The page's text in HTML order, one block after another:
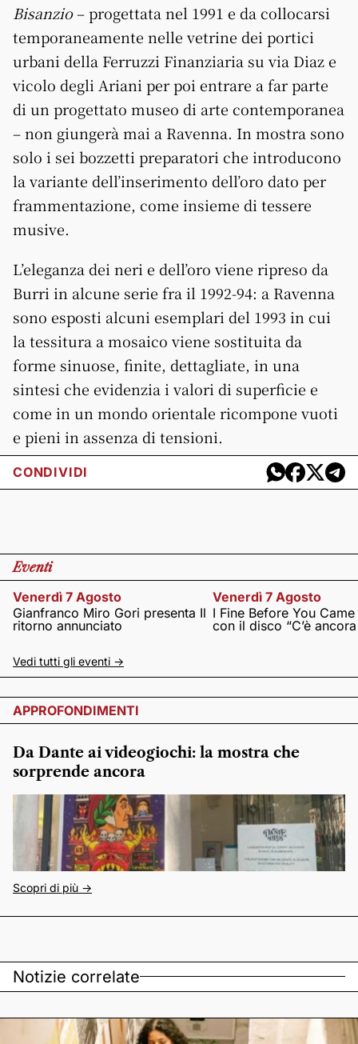
Bisanzio– progettata nel 1991 e da collocarsi
temporaneamente nelle vetrine dei portici
urbani della Ferruzzi Finanziaria su via Diaz e
vicolo degli Ariani per poi entrare a far parte
di un progettato museo di arte contemporanea
– non giungerà mai a Ravenna. In mostra sono
solo i sei bozzetti preparatori che introducono
la variante dell’inserimento dell’oro dato per
frammentazione, come insieme di tessere
musive.
L’eleganza dei neri e dell’oro viene ripreso da
Burri in alcune serie fra il 1992-94: a Ravenna
sono esposti alcuni esemplari del 1993 in cui
la tessitura a mosaico viene sostituita da
forme sinuose, finite, dettagliate, in una
sintesi che evidenzia i valori di superficie e
come in un mondo orientale ricompone vuoti
e pieni in assenza di tensioni.
CONDIVIDI
Eventi
Venerdì 7 Agosto
Gianfranco Miro Gori presenta Il
ritorno annunciato
Venerdì 7 Agosto
I Fine Before You
con il disco “C’è
Vedi tutti gli eventi ->
APPROFONDIMENTI
Da Dante ai videogiochi: la mostra che
sorprende ancora
Scopri di più ->
Notizie correlate